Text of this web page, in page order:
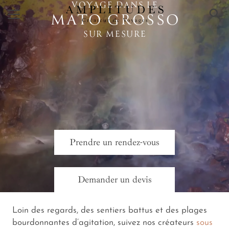
× VOYAGE DANS LE
MATO GROSSO
SUR MESURE
Prendre un rendez-vous
Demander un devis
Loin des regards, des sentiers battus et des plages
bourdonnantes d’agitation, suivez nos créateurs sous